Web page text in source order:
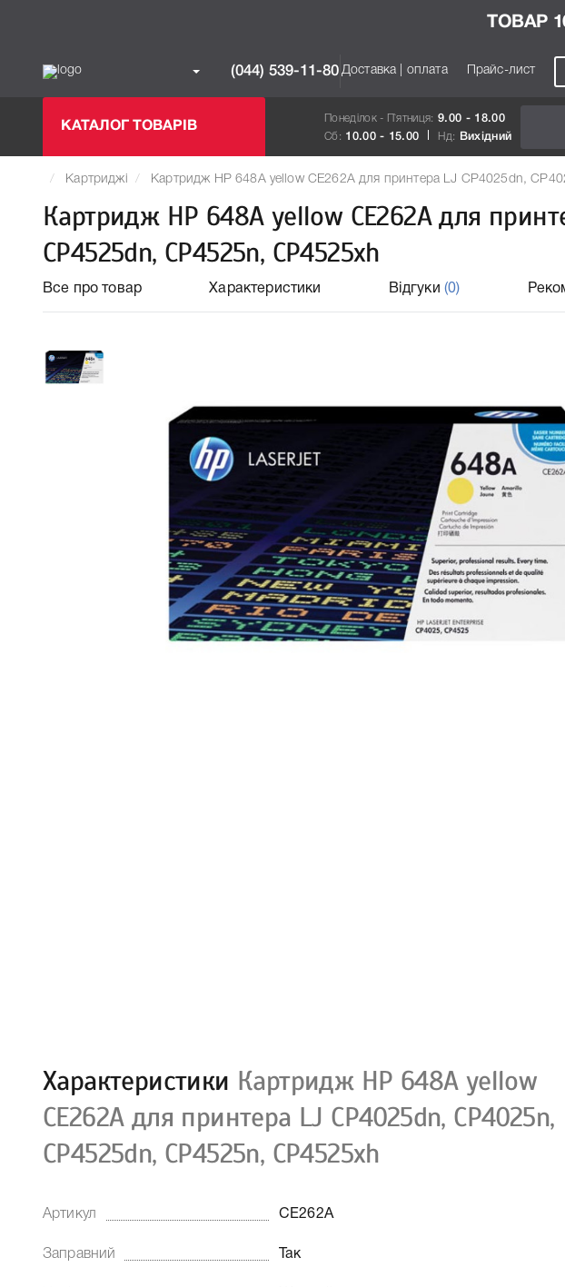
ТОВАР
(044) 539-11-80 Доставка | оплата Прайс-лист
КАТАЛОГ ТОВАРІВ
Понеділок - П`ятниця: 9.00 - 18.00
Сб: 10.00 - 15.00 Нд: Вихідний
Картриджі Картридж HP 648A yellow CE262A для принтера LJ CP4025dn,
Картридж HP 648A yellow CE262A для
CP4525dn, CP4525n, CP4525xh
Все про товар Характеристики Відгуки (0)
Характеристики Картридж HP 648A yellow
CE262A для принтера LJ CP4025dn, CP4025n,
CP4525dn, CP4525n, CP4525xh
Артикул CE262A
Заправний Так